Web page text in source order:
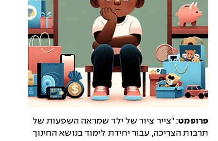
פרופמט: "צייר ציור של ילד שמראה השפעות של
תרבות הצריכה, עבור יחידת לימוד בנושא החינוך